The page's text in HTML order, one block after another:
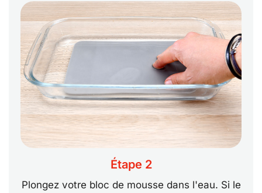
Étape 2
Plongez votre bloc de mousse dans l'eau. Si le